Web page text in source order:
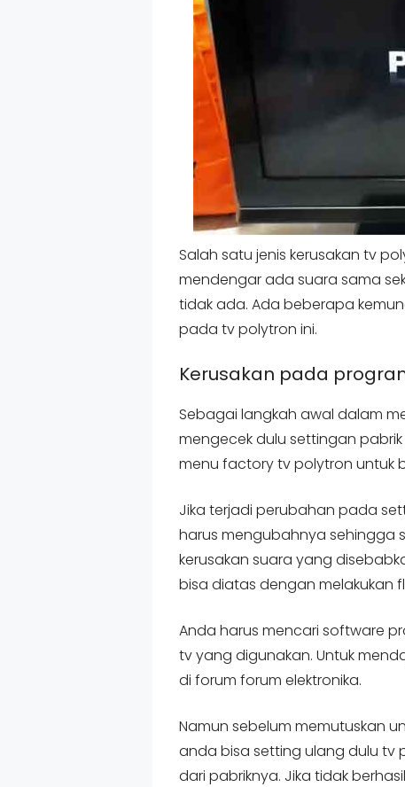
Salah satu jenis kerusakan tv
mendengar ada suara sama
tidak ada. Ada beberapa
pada tv polytron ini.
Kerusakan pada
Sebagai langkah awal dalam
mengecek dulu settingan
menu factory tv polytron untuk
Jika terjadi perubahan pada
harus mengubahnya sehingga
kerusakan suara yang
bisa diatas dengan melakukan
Anda harus mencari software
tv yang digunakan. Untuk
di forum forum elektronika.
Namun sebelum memutuskan
anda bisa setting ulang dulu
dari pabriknya. Jika tidak